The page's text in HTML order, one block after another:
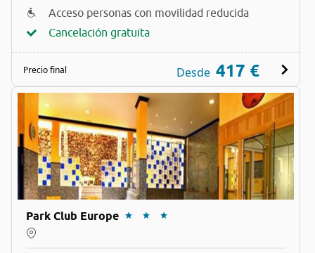
Acceso personas con movilidad reducida
Cancelación gratuita
Precio final Desde 417 €
Park Club Europe